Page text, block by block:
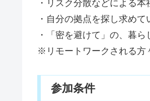
・リスク分散などによる
・自分の拠点を探し求めて
・「密を避けて」の、暮
※リモートワークされる方
参加条件